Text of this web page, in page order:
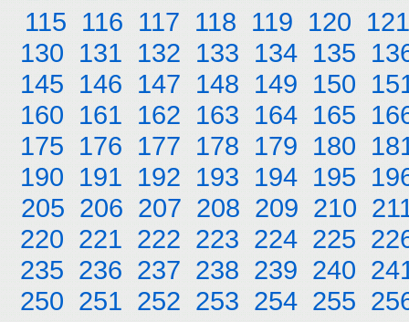
115 116 117 118 119 120 121
130 131 132 133 134 135
145 146 147 148 149 150
160 161 162 163 164 165
175 176 177 178 179 180
190 191 192 193 194 195
205 206 207 208 209 210
220 221 222 223 224 225
235 236 237 238 239 240
250 251 252 253 254 255